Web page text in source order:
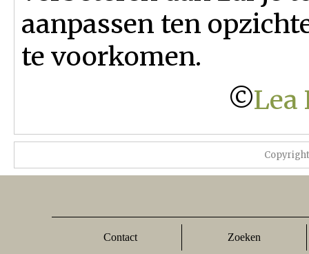
aanpassen ten
te voorkomen.
©Lea
Contact Zoeken